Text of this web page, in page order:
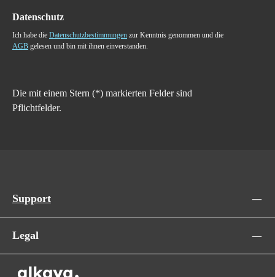
Datenschutz
Ich habe die Datenschutzbestimmungen zur Kenntnis genommen und die
AGB gelesen und bin mit ihnen einverstanden.
Die mit einem Stern (*) markierten Felder sind
Pflichtfelder.
Support
Legal